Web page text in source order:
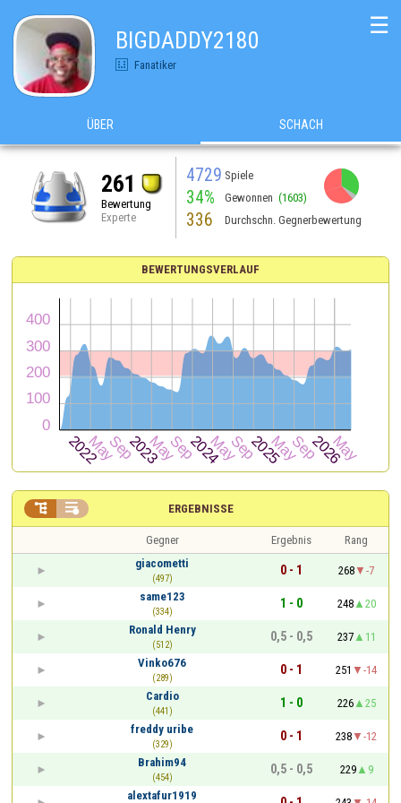
BIGDADDY2180
Fanatiker
☰
ÜBER SCHACH
261
Bewertung
Experte
4729 Spiele
34% Gewonnen (1603)
336 Durchschn. Gegnerbewertung
BEWERTUNGSVERLAUF
ERGEBNISSE
 
Gegner Ergebnis
Rang
giacometti
(497)
0 - 1 268
-7
same123
(334)
1 - 0 248
20
Ronald Henry
(512)
0,5 - 0,5 237
11
Vinko676
(289)
0 - 1 251
-14
Cardio
(441)
1 - 0 226
25
freddy uribe
(329)
0 - 1 238
-12
Brahim94
(454)
0,5 - 0,5 229
9
alextafur1919